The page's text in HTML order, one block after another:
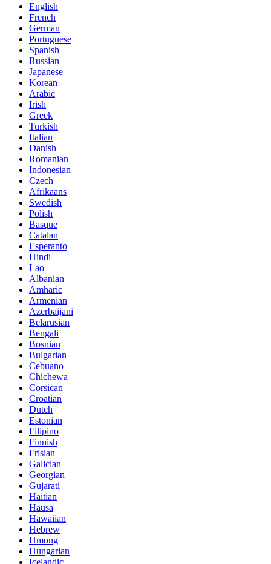
English
French
German
Portuguese
Spanish
Russian
Japanese
Korean
Arabic
Irish
Greek
Turkish
Italian
Danish
Romanian
Indonesian
Czech
Afrikaans
Swedish
Polish
Basque
Catalan
Esperanto
Hindi
Lao
Albanian
Amharic
Armenian
Azerbaijani
Belarusian
Bengali
Bosnian
Bulgarian
Cebuano
Chichewa
Corsican
Croatian
Dutch
Estonian
Filipino
Finnish
Frisian
Galician
Georgian
Gujarati
Haitian
Hausa
Hawaiian
Hebrew
Hmong
Hungarian
Icelandic